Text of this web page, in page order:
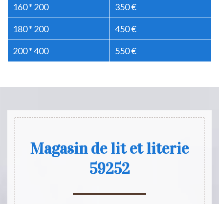
160 * 200 350 €
180 * 200 450 €
200 * 400 550 €
Magasin de lit et literie
59252